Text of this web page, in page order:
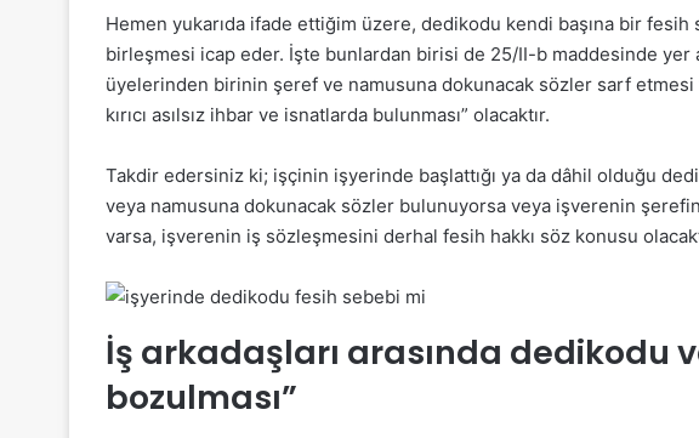
Hemen yukarıda ifade ettiğim üzere, dedikodu kendi başına bir
birleşmesi icap eder. İşte bunlardan birisi de 25/II-b maddesinde yer
üyelerinden birinin şeref ve namusuna dokunacak sözler sarf
kırıcı asılsız ihbar ve isnatlarda bulunması” olacaktır.
Takdir edersiniz ki; işçinin işyerinde başlattığı ya da dâhil olduğu
veya namusuna dokunacak sözler bulunuyorsa veya işverenin şerefini
varsa, işverenin iş sözleşmesini derhal fesih hakkı söz konusu
İş arkadaşları arasında dedikodu
bozulması”